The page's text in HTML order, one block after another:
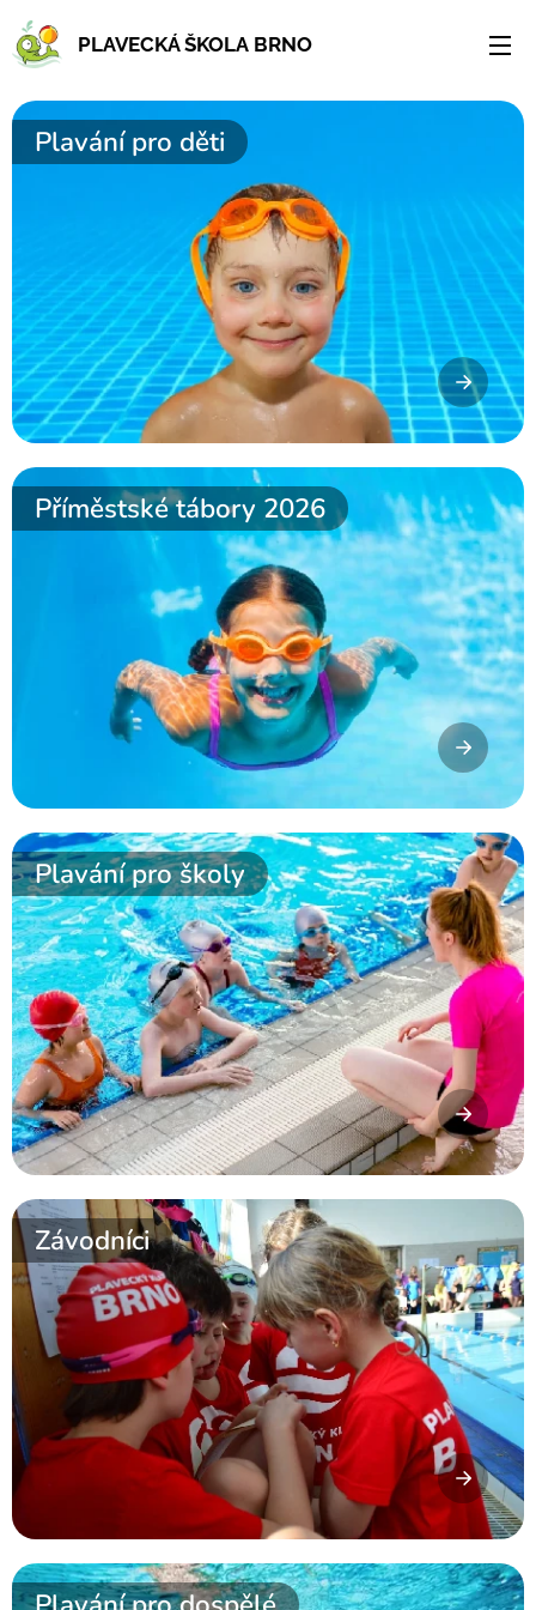
PLAVECKÁ ŠKOLA BRNO
Plavání pro děti
Příměstské tábory 2026
Plavání pro školy
Závodníci